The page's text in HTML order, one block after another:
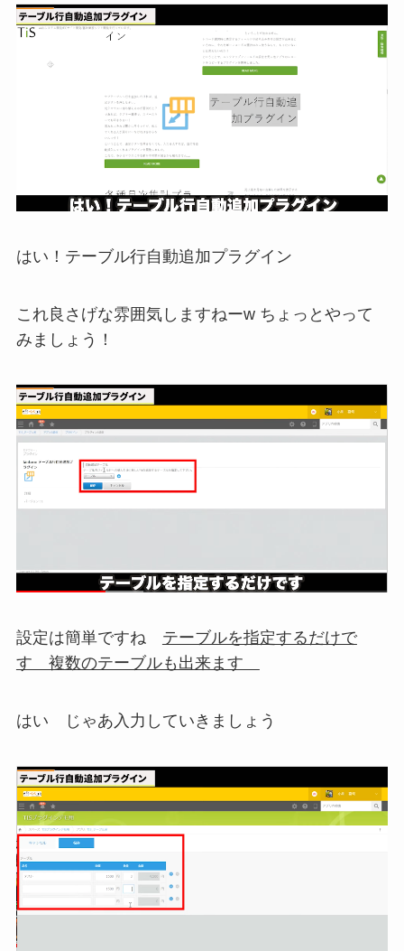
はい！テーブル行自動追加プラグイン
これ良さげな雰囲気しますねーw ちょっとやって
みましょう！
設定は簡単ですね テーブルを指定するだけで
す 複数のテーブルも出来ます
はい じゃあ入力していきましょう